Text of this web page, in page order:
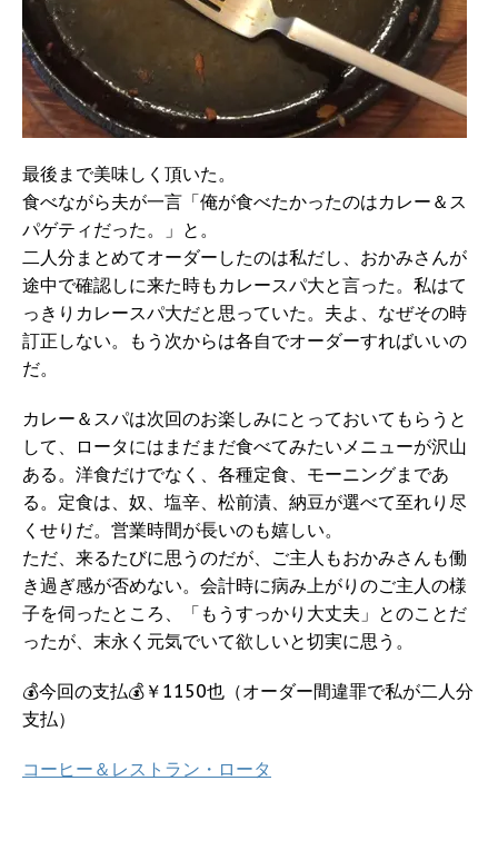
最後まで美味しく頂いた。
食べながら夫が一言「俺が食べたかったのはカレー＆ス
パゲティだった。」と。
二人分まとめてオーダーしたのは私だし、おかみさんが
途中で確認しに来た時もカレースパ大と言った。私はて
っきりカレースパ大だと思っていた。夫よ、なぜその時
訂正しない。もう次からは各自でオーダーすればいいの
だ。
カレー＆スパは次回のお楽しみにとっておいてもらうと
して、ロータにはまだまだ食べてみたいメニューが沢山
ある。洋食だけでなく、各種定食、モーニングまであ
る。定食は、奴、塩辛、松前漬、納豆が選べて至れり尽
くせりだ。営業時間が長いのも嬉しい。
ただ、来るたびに思うのだが、ご主人もおかみさんも働
き過ぎ感が否めない。会計時に病み上がりのご主人の様
子を伺ったところ、「もうすっかり大丈夫」とのことだ
ったが、末永く元気でいて欲しいと切実に思う。
💰今回の支払💰￥1150也（オーダー間違罪で私が二人分
支払）
コーヒー＆レストラン・ロータ